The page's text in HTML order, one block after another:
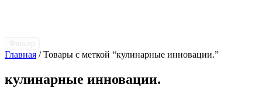
Главная / Товары с меткой “кулинарные инновации.”
кулинарные инновации.